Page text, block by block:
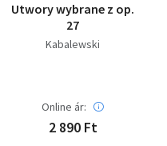
Utwory wybrane z op.
27
Kabalewski
Online ár:
2 890 Ft